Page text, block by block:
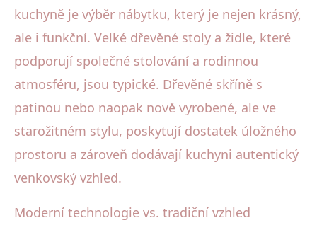
kuchyně je výběr nábytku, který je nejen krásný,
ale i funkční. Velké dřevěné stoly a židle, které
podporují společné stolování a rodinnou
atmosféru, jsou typické. Dřevěné skříně s
patinou nebo naopak nově vyrobené, ale ve
starožitném stylu, poskytují dostatek úložného
prostoru a zároveň dodávají kuchyni autentický
venkovský vzhled.
Moderní technologie vs. tradiční vzhled